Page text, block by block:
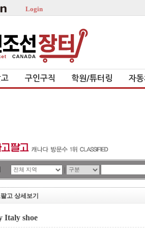
Login
구인구직 학원/튜터링 자
|
고 상세보기
Italy shoe